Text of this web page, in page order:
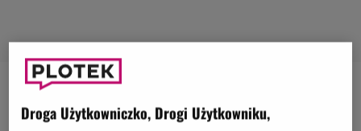
parkiecie programu "Taniec z Gwiazdami
Droga Użytkowniczko, Drogi Użytkowniku,